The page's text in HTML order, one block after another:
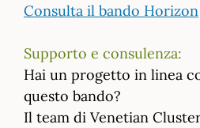
Consulta il bando Horizon
Supporto e consulenza:
Hai un progetto in linea
questo bando?
Il team di Venetian